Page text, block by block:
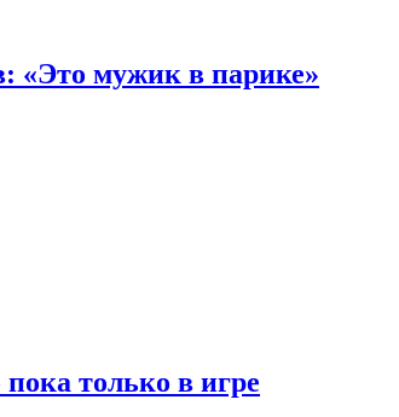
«Это мужик в парике»
только в игре